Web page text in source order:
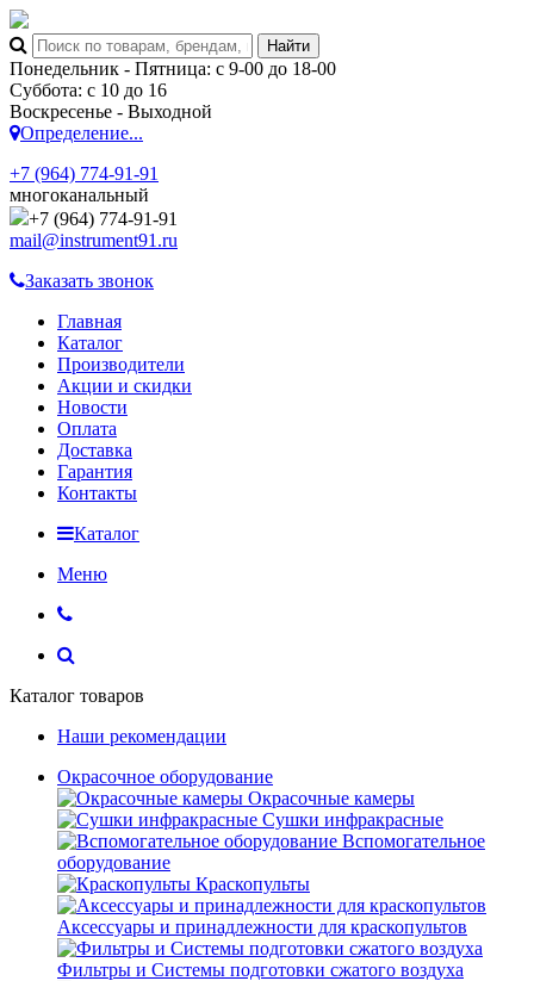
Понедельник - Пятница: с 9-00 до 18-00
Суббота: с 10 до 16
Воскресенье - Выходной
Определение...
+7 (964) 774-91-91
многоканальный
+7 (964) 774-91-91
mail@instrument91.ru
Заказать звонок
Главная
Каталог
Производители
Акции и скидки
Новости
Оплата
Доставка
Гарантия
Контакты
Каталог
Меню
Каталог товаров
Наши рекомендации
Окрасочное оборудование
Окрасочные камеры
Сушки инфракрасные
Вспомогательное
оборудование
Краскопульты
Аксессуары и принадлежности для краскопультов
Фильтры и Системы подготовки сжатого воздуха